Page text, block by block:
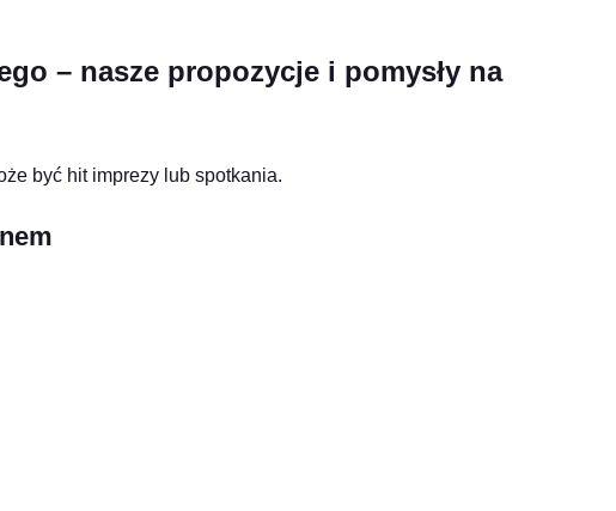
– nasze propozycje i pomysły na
być hit imprezy lub spotkania.